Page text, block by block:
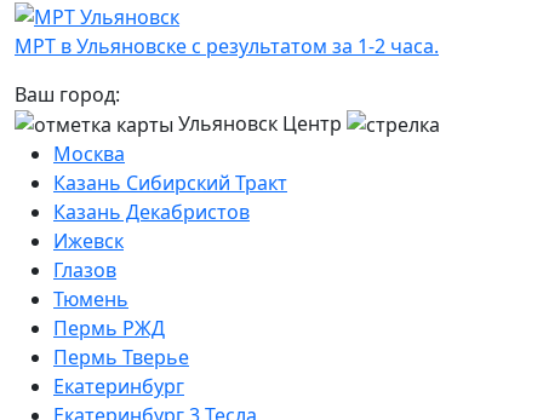
МРТ в Ульяновске с результатом за 1-2 часа.
Ваш город:
Ульяновск Центр
Москва
Казань Сибирский Тракт
Казань Декабристов
Ижевск
Глазов
Тюмень
Пермь РЖД
Пермь Тверье
Екатеринбург